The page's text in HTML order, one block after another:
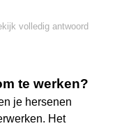
volledig antwoord
te werken?
je hersenen
Het